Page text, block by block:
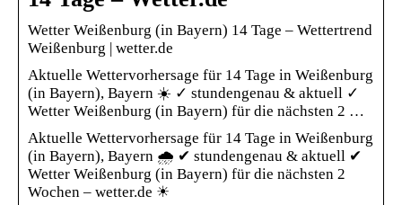
Wetter Weißenburg (in Bayern) 14 Tage – Wettertrend
Weißenburg | wetter.de
Aktuelle Wettervorhersage für 14 Tage in Weißenburg
(in Bayern), Bayern ☀️ ✓ stundengenau & aktuell ✓
Wetter Weißenburg (in Bayern) für die nächsten 2 …
Aktuelle Wettervorhersage für 14 Tage in Weißenburg
(in Bayern), Bayern 🌧️ ✔ stundengenau & aktuell ✔
Wetter Weißenburg (in Bayern) für die nächsten 2
Wochen – wetter.de ☀